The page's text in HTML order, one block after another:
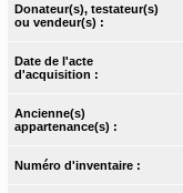
Donateur(s), testateur(s)
ou vendeur(s) :
Date de l'acte
d'acquisition :
Ancienne(s)
appartenance(s) :
Numéro d'inventaire :